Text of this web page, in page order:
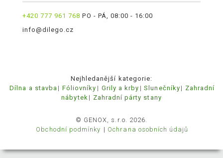
+420 777 961 768 PO - PÁ, 08:00 - 16:00
info@dilego.cz
Nejhledanější kategorie:
Dílna a stavba
Fóliovníky Grily a krby Slunečníky
Zahradní
nábytek
Zahradní párty stany
© GENOX, s.r.o. 2026.
Obchodní podmínky
Ochrana osobních údajů